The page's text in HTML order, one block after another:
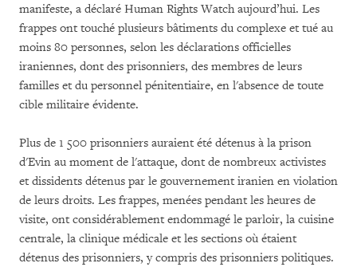
manifeste, a déclaré Human Rights Watch aujourd’hui. Les
frappes ont touché plusieurs bâtiments du complexe et tué au
moins 80 personnes, selon les déclarations officielles
iraniennes, dont des prisonniers, des membres de leurs
familles et du personnel pénitentiaire, en l'absence de toute
cible militaire évidente.
Plus de 1 500 prisonniers auraient été détenus à la prison
d'Evin au moment de l'attaque, dont de nombreux activistes
et dissidents détenus par le gouvernement iranien en violation
de leurs droits. Les frappes, menées pendant les heures de
visite, ont considérablement endommagé le parloir, la cuisine
centrale, la clinique médicale et les sections où étaient
détenus des prisonniers, y compris des prisonniers politiques.